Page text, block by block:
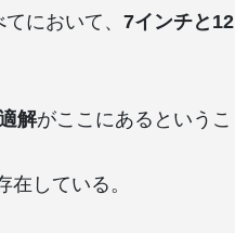
において、 7インチと12
解がここにあるというこ
している。